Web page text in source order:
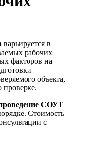
варьируется в
рабочих
факторов на
объекта,
проверке.
СОУТ
Стоимость
с